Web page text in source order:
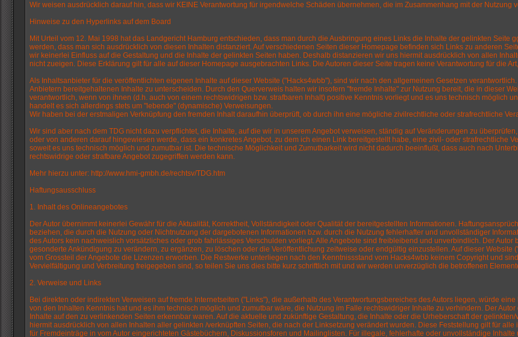
Wir weisen ausdrücklich darauf hin, dass wir KEINE Verantwortung für irgendwelche Schäden übernehmen, die im Zusammenhang mit der
Hinweise zu den Hyperlinks auf dem Board
Mit Urteil vom 12. Mai 1998 hat das Landgericht Hamburg entschieden, dass man durch die Ausbringung eines Links die Inhalte der gelinkten Seite
werden, dass man sich ausdrücklich von diesen Inhalten distanziert. Auf verschiedenen Seiten dieser Homepage befinden sich Links zu anderen
wir keinerlei Einfluss auf die Gestaltung und die Inhalte der gelinkten Seiten haben. Deshalb distanzieren wir uns hiermit ausdrücklich von allen
nicht zueigen. Diese Erklärung gilt für alle auf dieser Homepage ausgebrachten Links. Die Autoren dieser Seite tragen keine Verantwortung für die
Als Inhaltsanbieter für die veröffentlichten eigenen Inhalte auf dieser Website ("Hacks4wbb"), sind wir nach den allgemeinen Gesetzen
Anbietern bereitgehaltenen Inhalte zu unterscheiden. Durch den Querverweis halten wir insofern "fremde Inhalte" zur Nutzung bereit, die in dieser
verantwortlich, wenn von ihnen (d.h. auch von einem rechtswidrigen bzw. strafbaren Inhalt) positive Kenntnis vorliegt und es uns technisch möglich
handelt es sich allerdings stets um "lebende" (dynamische) Verweisungen.
Wir haben bei der erstmaligen Verknüpfung den fremden Inhalt daraufhin überprüft, ob durch ihn eine mögliche zivilrechtliche oder strafrechtliche
Wir sind aber nach dem TDG nicht dazu verpflichtet, die Inhalte, auf die wir in unserem Angebot verweisen, ständig auf Veränderungen zu
oder von anderen darauf hingewiesen werde, dass ein konkretes Angebot, zu dem ich einen Link bereitgestellt habe, eine zivil- oder strafrechtliche
soweit es uns technisch möglich und zumutbar ist. Die technische Möglichkeit und Zumutbarkeit wird nicht dadurch beeinflußt, dass auch nach
rechtswidrige oder strafbare Angebot zugegriffen werden kann.
Mehr hierzu unter: http://www.hmi-gmbh.de/rechtsv/TDG.htm
Haftungsausschluss
1. Inhalt des Onlineangebotes
Der Autor übernimmt keinerlei Gewähr für die Aktualität, Korrektheit, Vollständigkeit oder Qualität der bereitgestellten Informationen.
beziehen, die durch die Nutzung oder Nichtnutzung der dargebotenen Informationen bzw. durch die Nutzung fehlerhafter und unvollständiger
des Autors kein nachweislich vorsätzliches oder grob fahrlässiges Verschulden vorliegt. Alle Angebote sind freibleibend und unverbindlich. Der
gesonderte Ankündigung zu verändern, zu ergänzen, zu löschen oder die Veröffentlichung zeitweise oder endgültig einzustellen. Auf dieser
vom Grossteil der Angebote die Lizenzen erworben. Die Restwerke unterliegen nach den Kenntnissstand vom Hacks4wbb keinem Copyright und
Vervielfältigung und Verbreitung freigegeben sind, so teilen Sie uns dies bitte kurz schriftlich mit und wir werden unverzüglich die betroffenen
2. Verweise und Links
Bei direkten oder indirekten Verweisen auf fremde Internetseiten ("Links"), die außerhalb des Verantwortungsbereiches des Autors liegen, würde
von den Inhalten Kenntnis hat und es ihm technisch möglich und zumutbar wäre, die Nutzung im Falle rechtswidriger Inhalte zu verhindern. Der
Inhalte auf den zu verlinkenden Seiten erkennbar waren. Auf die aktuelle und zukünftige Gestaltung, die Inhalte oder die Urheberschaft der
hiermit ausdrücklich von allen Inhalten aller gelinkten /verknüpften Seiten, die nach der Linksetzung verändert wurden. Diese Feststellung gilt für
für Fremdeinträge in vom Autor eingerichteten Gästebüchern, Diskussionsforen und Mailinglisten. Für illegale, fehlerhafte oder unvollständige